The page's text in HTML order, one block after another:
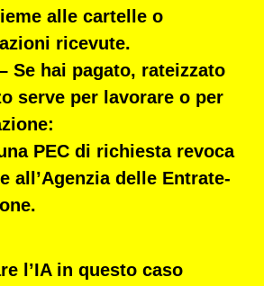
alle cartelle o
ricevute.
Se hai pagato, rateizzato
serve per lavorare o per
PEC di richiesta revoca
all’Agenzia delle Entrate-
l’IA in questo caso